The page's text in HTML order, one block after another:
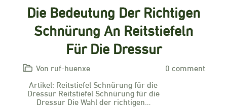
Die Bedeutung Der Richtigen
Schnürung An Reitstiefeln
Für Die Dressur
Von ruf-huenxe
0 comment
Artikel: Reitstiefel Schnürung für die
Dressur Reitstiefel Schnürung für die
Dressur Die Wahl der richtigen…